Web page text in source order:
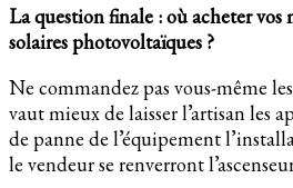
La question finale : où acheter vos
solaires photovoltaïques ?
Ne commandez pas vous-même
vaut mieux de laisser l’artisan les
de panne de l’équipement
le vendeur se renverront